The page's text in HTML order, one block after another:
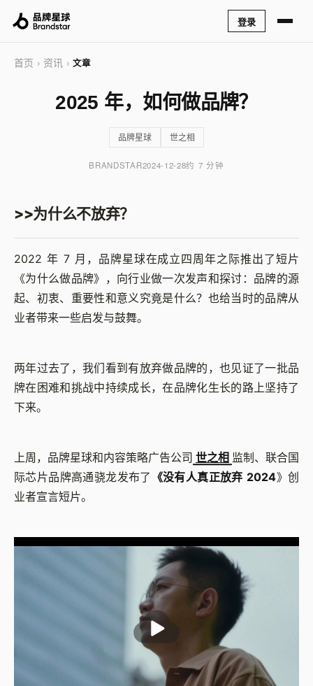
登录
首页 › 资讯 › 文章
2025 年，如何做品牌？
品牌星球 世之相
BRANDSTAR2024-12-28约 7 分钟
>>为什么不放弃？
2022 年 7 月，品牌星球在成立四周年之际推出了短片
《为什么做品牌》，向⾏业做⼀次发声和探讨：品牌的源
起、初衷、重要性和意义究竟是什么？也给当时的品牌从
业者带来⼀些启发与⿎舞。
两年过去了，我们看到有放弃做品牌的，也见证了一批品
牌在困难和挑战中持续成长，在品牌化生长的路上坚持了
下来。
上周，品牌星球和内容策略广告公司 世之相 监制、联合国
际芯片品牌高通骁龙发布了 《没有人真正放弃 2024》创
业者宣言短片。